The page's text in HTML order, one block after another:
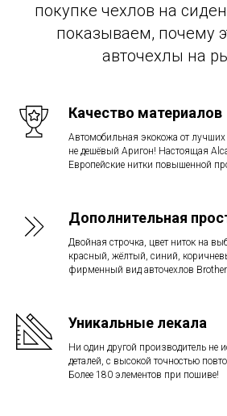
покупке чехлов на
показываем, почему
авточехлы на
Качество материалов
Автомобильная экокожа от
не дешёвый Аригон! Настоящая
Европейские нитки повышенной
Дополнительная
Двойная строчка, цвет ниток на
красный, жёлтый, синий,
фирменный вид авточехлов
Уникальные лекала
Ни один другой производитель не
деталей, с высокой точностью
Более 180 элементов при пошиве!